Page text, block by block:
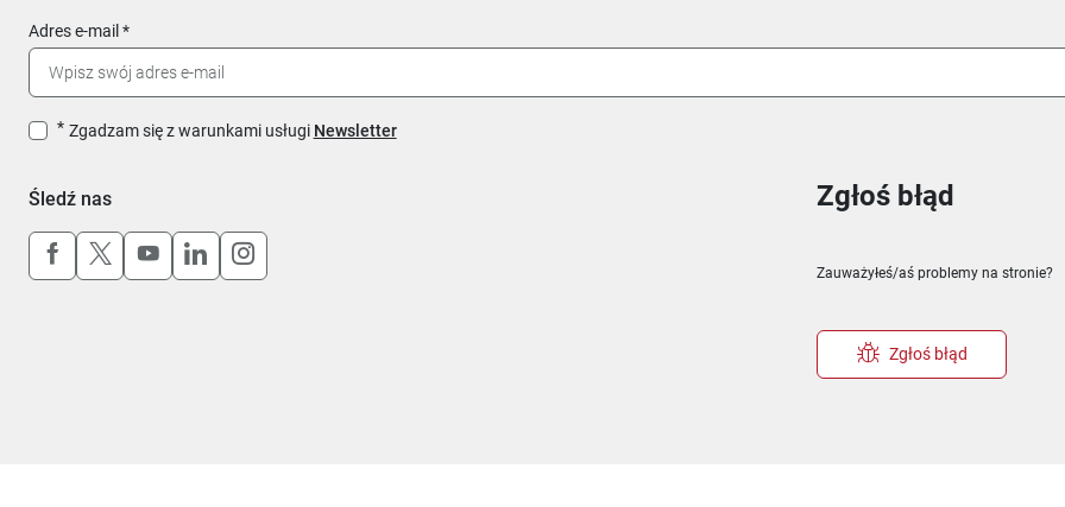
Adres e-mail
Zgadzam się z warunkami usługi Newsletter
Śledź nas
Uwaga, link otworzy się w nowym oknie
Uwaga, link otworzy się w nowym oknie
Uwaga, link otworzy się w nowym oknie
Uwaga, link otworzy się w nowym oknie
Uwaga, link otworzy się w nowym oknie
Zgłoś błąd
Zauważyłeś/aś problemy na stronie?
Zgłoś błąd